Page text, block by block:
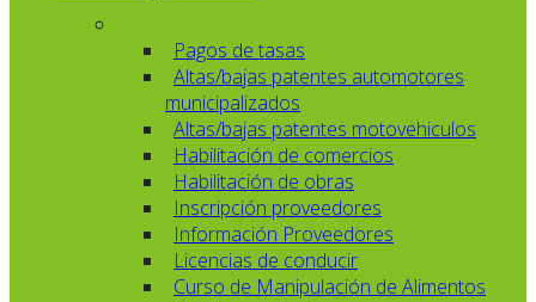
Pagos de tasas
Altas/bajas patentes automotores
municipalizados
Altas/bajas patentes motovehiculos
Habilitación de comercios
Habilitación de obras
Inscripción proveedores
Información Proveedores
Licencias de conducir
Curso de Manipulación de Alimentos